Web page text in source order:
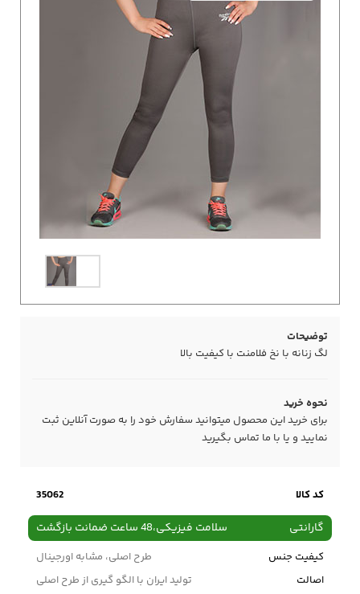
توضیحات
لگ زنانه با نخ فلامنت با کیفیت بالا
نحوه خرید
برای خرید این محصول میتوانید سفارش خود را به صورت آنلاین ثبت
نمایید و یا با ما تماس بگیرید
کد کالا 35062
گارانتی سلامت فیزیکی،48 ساعت ضمانت بازگشت
کیفیت جنس
طرح اصلی، مشابه اورجینال
اصالت
تولید ایران با الگو گیری از طرح اصلی